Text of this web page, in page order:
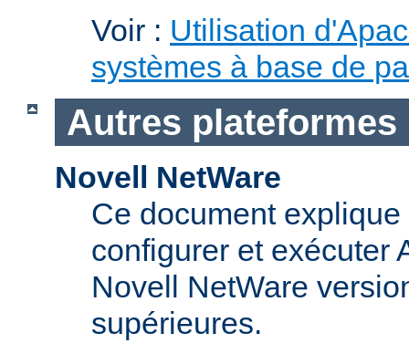
Voir : Utilisation
systèmes à base de
Autres plateformes
Novell NetWare
Ce document
configurer et exécuter
Novell NetWare
supérieures.